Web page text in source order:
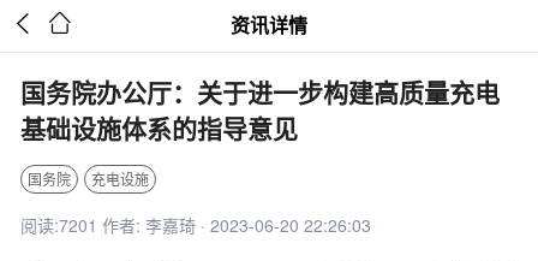
  资讯详情
国务院办公厅：关于进一步构建高质量充电
基础设施体系的指导意见
国务院 充电设施
阅读:7201 作者: 李嘉琦 · 2023-06-20 22:26:03